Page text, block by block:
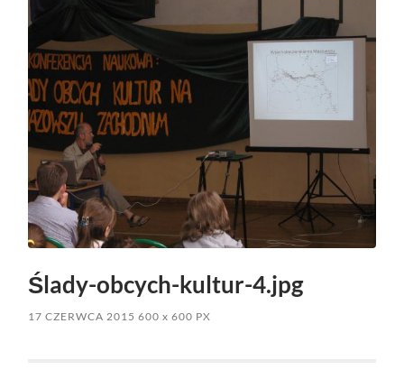
Ślady-obcych-kultur-4.jpg
17 CZERWCA 2015 600x 600 PX